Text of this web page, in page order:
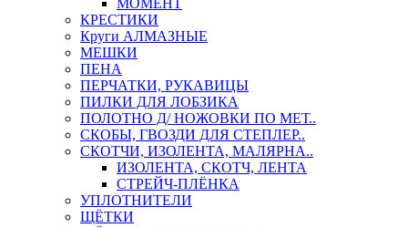
МОМЕНТ
КРЕСТИКИ
Круги АЛМАЗНЫЕ
МЕШКИ
ПЕНА
ПЕРЧАТКИ, РУКАВИЦЫ
ПИЛКИ ДЛЯ ЛОБЗИКА
ПОЛОТНО Д/ НОЖОВКИ ПО МЕТ..
СКОБЫ, ГВОЗДИ ДЛЯ СТЕПЛЕР..
СКОТЧИ, ИЗОЛЕНТА, МАЛЯРНА..
ИЗОЛЕНТА, СКОТЧ, ЛЕНТА
СТРЕЙЧ-ПЛЁНКА
УПЛОТНИТЕЛИ
ЩЁТКИ